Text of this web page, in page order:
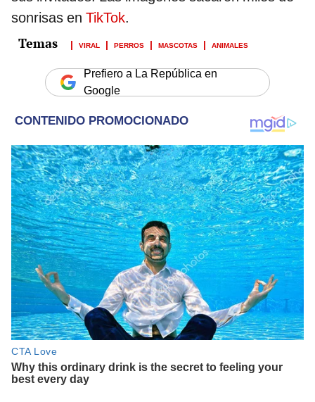
sonrisas en TikTok.
VIRAL PERROS MASCOTAS ANIMALES
Prefiero a La República en
Google